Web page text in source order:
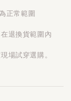
正常範圍
退換貨範圍內
場試穿選購。